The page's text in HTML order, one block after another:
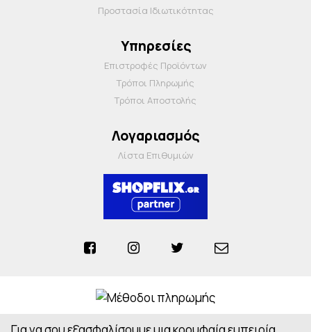
Προστασία Ιδιωτικότητας
Υπηρεσίες
Επιστροφές Προϊόντων
Τρόποι Πληρωμής
Τρόποι Αποστολής
Λογαριασμός
Λίστα Επιθυμιών